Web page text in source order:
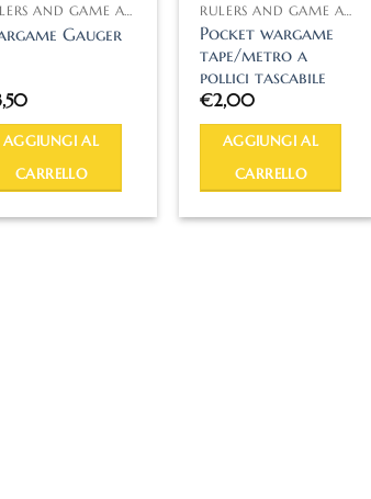
RULERS AND GAME ACCESSORIES
Gauger
AGGIUNGI AL
CARRELLO
RULERS AND GAME ACCESSORIES
Pocket wargame
tape/metro a
pollici tascabile
€2,00
AGGIUNGI AL
CARRELLO